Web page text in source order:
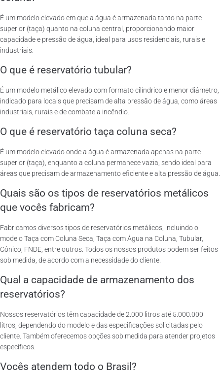
É um modelo elevado em que a água é armazenada tanto na parte
superior (taça) quanto na coluna central, proporcionando maior
capacidade e pressão de água, ideal para usos residenciais, rurais e
industriais.
O que é reservatório tubular?
É um modelo metálico elevado com formato cilíndrico e menor diâmetro,
indicado para locais que precisam de alta pressão de água, como áreas
industriais, rurais e de combate a incêndio.
O que é reservatório taça coluna seca?
É um modelo elevado onde a água é armazenada apenas na parte
superior (taça), enquanto a coluna permanece vazia, sendo ideal para
áreas que precisam de armazenamento eficiente e alta pressão de água.
Quais são os tipos de reservatórios metálicos
que vocês fabricam?
Fabricamos diversos tipos de reservatórios metálicos, incluindo o
modelo Taça com Coluna Seca, Taça com Água na Coluna, Tubular,
Cônico, FNDE, entre outros. Todos os nossos produtos podem ser feitos
sob medida, de acordo com a necessidade do cliente.
Qual a capacidade de armazenamento dos
reservatórios?
Nossos reservatórios têm capacidade de 2.000 litros até 5.000.000
litros, dependendo do modelo e das especificações solicitadas pelo
cliente. Também oferecemos opções sob medida para atender projetos
específicos.
Vocês atendem todo o Brasil?